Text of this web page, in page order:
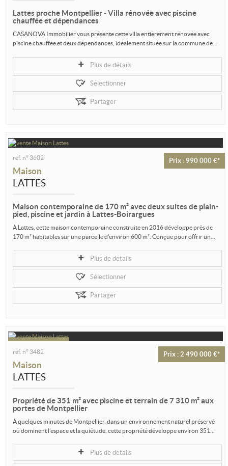
Lattes proche Montpellier - Villa rénovée avec piscine
chauffée et dépendances
CASANOVA Immobilier vous présente cette villa entièrement rénovée avec
piscine chauffée et deux dépendances, idéalement située sur la commune de...
Plus de détails
Sélectionner
Partager
Prix : 990 000 €*
ref. n° 3602
Maison
LATTES
Maison contemporaine de 170 m² avec deux suites de plain-
pied, piscine et jardin à Lattes-Boirargues
À Lattes, cette maison contemporaine construite en 2016 développe près de
170 m² habitables sur une parcelle d’environ 600 m². Conçue pour offrir un...
Plus de détails
Sélectionner
Partager
Prix : 2 490 000 €*
ref. n° 3482
Maison
LATTES
Propriété de 351 m² avec piscine et terrain de 7 310 m² aux
portes de Montpellier
À quelques minutes de Montpellier, dans un environnement naturel préservé
où dominent l’espace et la quiétude, cette propriété développe environ 351...
Plus de détails